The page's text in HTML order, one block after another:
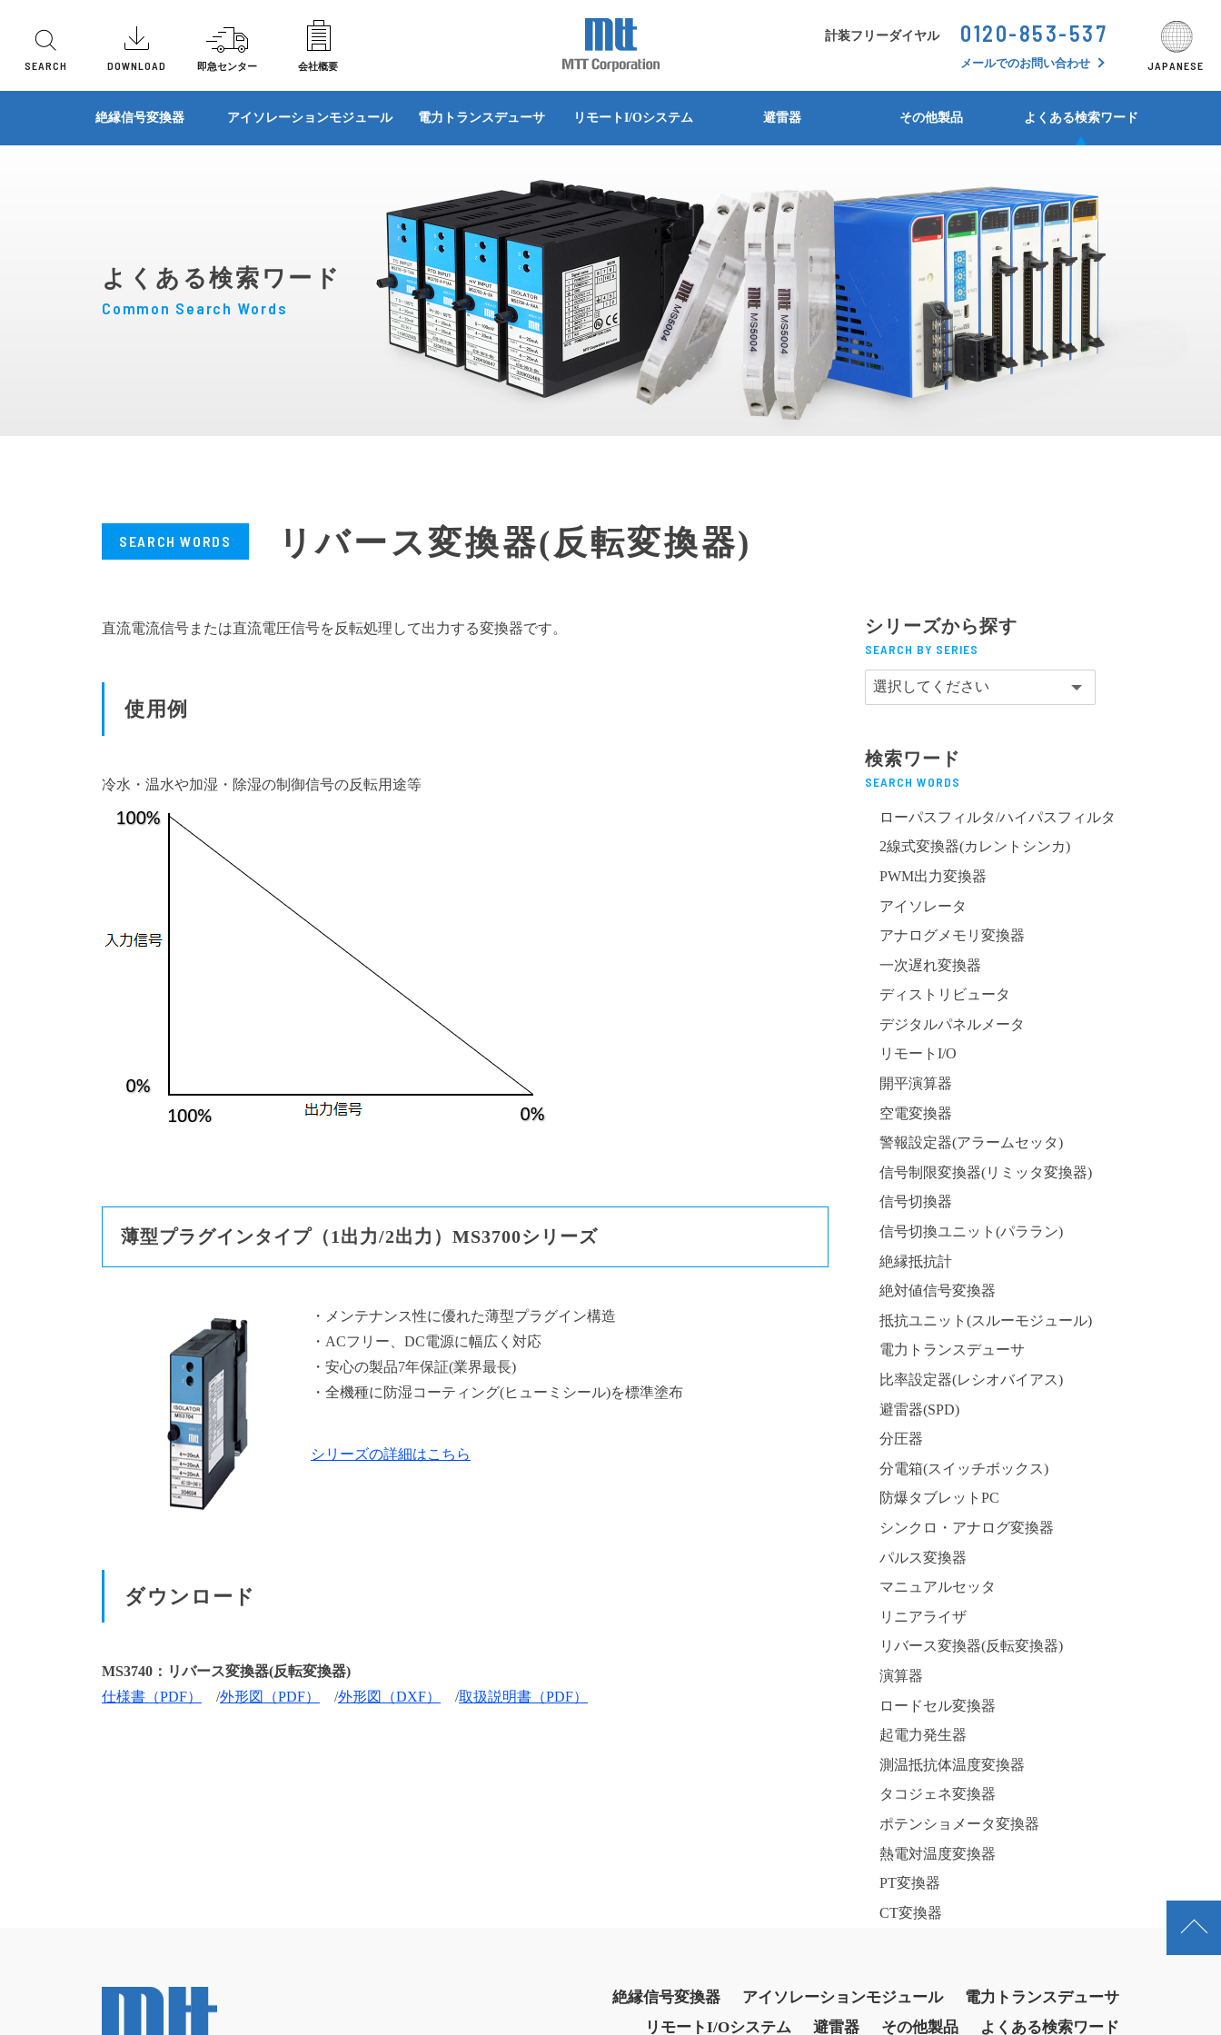
シーンから探す
SEARCH BY SCHENE
SEARCH DOWNLOAD 即急センター 会社概要
計装フリーダイヤル 0120-853-537
メールでのお問い合わせ JAPANESE
JAPANESE ENGLISH
絶縁信号変換器 アイソレーションモジュール 電力トランスデューサ リモートI/Oシステム 避雷器 その他製品 よくある検索ワード
機能別
センサ入力変換器
パルス変換器
アクセサリ
形状別
端子台タイプ
多連ベース取付タイプ
ラックマウントタイプ
ユニットタイプ
パネルマウント
シリーズ別 形状・シリーズ別比較表
MS5500 シリーズ
MS3000シリーズ
MS3100シリーズ
MS4900シリーズ
MS3900シリーズ
MS2900シリーズ
MS3800シリーズ
MS2300シリーズ
MS4000シリーズ
MS4000-2Wシリーズ
MS4100シリーズ
MS2500シリーズ
MS5000シリーズ
MS3200シリーズ
機能別 形状別
基板実装タイプ
シリーズ別 形状・シリーズ別比較表
M4500/M4600シリーズ
M3000シリーズ
M4000シリーズ
M35/36/37シリーズ
機能別 形状別
前面端子タイプ
シリーズ別 形状・シリーズ別比較表
機能別 形状別
ユニットタイプ
ベースユニット取付タイプ
シリーズ別 形状・シリーズ別比較表
Acromagシリーズ
機能別 形状別 シリーズ別 形状・シリーズ別比較表
機能別 形状別
前面端子タイプ
プラグインタイプ
ユニットタイプ
パネルマウント
シリーズ別 形状・シリーズ別比較表
ローパスフィルタ/ハイパスフィルタ 2線式変換器(カレントシンカ) PWM出力変換器 アイソレータ
警報設定器(アラームセッタ)
信号切換器 信号切換ユニット(パララン) 絶縁抵抗計
抵抗ユニット(スルーモジュール) 電力トランスデューサ 比率設定器(レシオバイアス)
避雷器(SPD) 分圧器 分電箱(スイッチボックス) 防爆タブレットPC
シンクロ・アナログ変換器 パルス変換器 マニュアルセッタ リニアライザ
ロードセル変換器 起電力発生器
ポテンショメータ変換器 熱電対温度変換器
よくある検索ワード
Common Search Words
リバース変換器(反転変換器)
直流電流信号または直流電圧信号を反転処理して出力する変換器です。
使用例
冷水・温水や加湿・除湿の制御信号の反転用途等
薄型プラグインタイプ（1出力/2出力）MS3700シリーズ
・メンテナンス性に優れた薄型プラグイン構造
・ACフリー、DC電源に幅広く対応
・安心の製品7年保証(業界最長)
・全機種に防湿コーティング(ヒューミシール)を標準塗布
シリーズの詳細はこちら
ダウンロード
MS3740：リバース変換器(反転変換器)
仕様書（PDF）
/外形図（PDF） /外形図（DXF） /取扱説明書（PDF）
シリーズから探す
SEARCH BY SERIES
検索ワード
SEARCH WORDS
ローパスフィルタ/ハイパスフィルタ
2線式変換器(カレントシンカ)
PWM出力変換器
アイソレータ
アナログメモリ変換器
一次遅れ変換器
ディストリビュータ
デジタルパネルメータ
リモートI/O
開平演算器
空電変換器
警報設定器(アラームセッタ)
信号制限変換器(リミッタ変換器)
信号切換器
信号切換ユニット(パララン)
絶縁抵抗計
絶対値信号変換器
抵抗ユニット(スルーモジュール)
電力トランスデューサ
比率設定器(レシオバイアス)
避雷器(SPD)
分圧器
分電箱(スイッチボックス)
防爆タブレットPC
シンクロ・アナログ変換器
パルス変換器
マニュアルセッタ
リニアライザ
リバース変換器(反転変換器)
演算器
ロードセル変換器
起電力発生器
測温抵抗体温度変換器
タコジェネ変換器
ポテンショメータ変換器
熱電対温度変換器
PT変換器
CT変換器
絶縁信号変換器 アイソレーションモジュール
電力トランスデューサ
リモートI/Oシステム
避雷器 その他製品 よくある検索ワード